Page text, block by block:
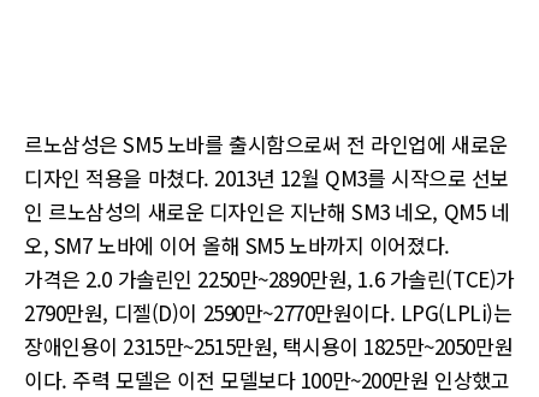
르노삼성은 SM5 노바를 출시함으로써 전 라인업에 새로운
디자인 적용을 마쳤다. 2013년 12월 QM3를 시작으로 선보
인 르노삼성의 새로운 디자인은 지난해 SM3 네오, QM5 네
오, SM7 노바에 이어 올해 SM5 노바까지 이어졌다.
가격은 2.0 가솔린인 2250만~2890만원, 1.6 가솔린(TCE)가
2790만원, 디젤(D)이 2590만~2770만원이다. LPG(LPLi)는
장애인용이 2315만~2515만원, 택시용이 1825만~2050만원
이다. 주력 모델은 이전 모델보다 100만~200만원 인상했고